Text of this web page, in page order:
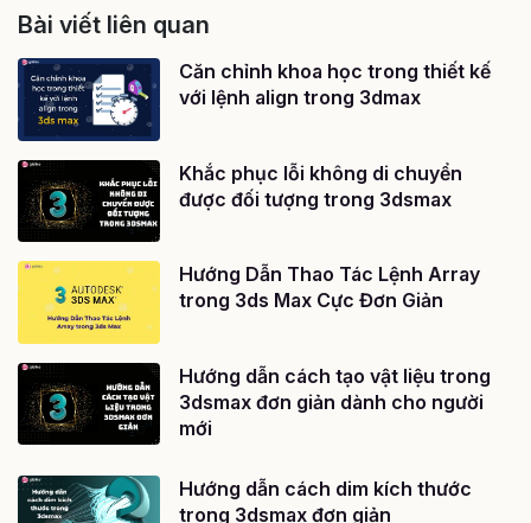
Bài viết liên quan
Căn chỉnh khoa học trong thiết kế
với lệnh align trong 3dmax
Khắc phục lỗi không di chuyển
được đối tượng trong 3dsmax
Hướng Dẫn Thao Tác Lệnh Array
trong 3ds Max Cực Đơn Giản
Hướng dẫn cách tạo vật liệu trong
3dsmax đơn giản dành cho người
mới
Hướng dẫn cách dim kích thước
trong 3dsmax đơn giản